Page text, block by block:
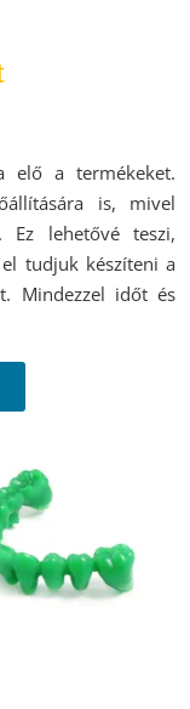
elő a termékeket.
is, mivel
Ez lehetővé teszi,
tudjuk készíteni a
Mindezzel időt és